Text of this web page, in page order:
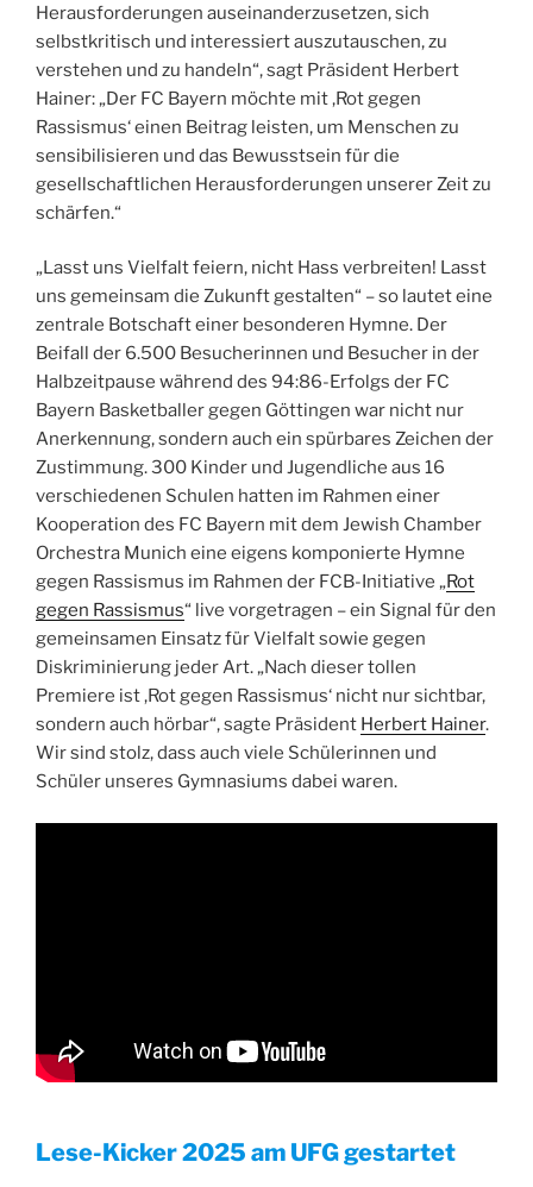
Herausforderungen auseinanderzusetzen, sich
selbstkritisch und interessiert auszutauschen, zu
verstehen und zu handeln“, sagt Präsident Herbert
Hainer: „Der FC Bayern möchte mit ,Rot gegen
Rassismus‘ einen Beitrag leisten, um Menschen zu
sensibilisieren und das Bewusstsein für die
gesellschaftlichen Herausforderungen unserer Zeit zu
schärfen.“
„Lasst uns Vielfalt feiern, nicht Hass verbreiten! Lasst
uns gemeinsam die Zukunft gestalten“ – so lautet eine
zentrale Botschaft einer besonderen Hymne. Der
Beifall der 6.500 Besucherinnen und Besucher in der
Halbzeitpause während des 94:86-Erfolgs der FC
Bayern Basketballer gegen Göttingen war nicht nur
Anerkennung, sondern auch ein spürbares Zeichen der
Zustimmung. 300 Kinder und Jugendliche aus 16
verschiedenen Schulen hatten im Rahmen einer
Kooperation des FC Bayern mit dem Jewish Chamber
Orchestra Munich eine eigens komponierte Hymne
gegen Rassismus im Rahmen der FCB-Initiative „Rot
gegen Rassismus“ live vorgetragen – ein Signal für den
gemeinsamen Einsatz für Vielfalt sowie gegen
Diskriminierung jeder Art. „Nach dieser tollen
Premiere ist ,Rot gegen Rassismus‘ nicht nur sichtbar,
sondern auch hörbar“, sagte Präsident Herbert Hainer.
Wir sind stolz, dass auch viele Schülerinnen und
Schüler unseres Gymnasiums dabei waren.
Lese-Kicker 2025 am UFG gestartet